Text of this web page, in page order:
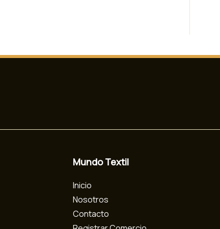
Mundo Textil
Inicio
Nosotros
Contacto